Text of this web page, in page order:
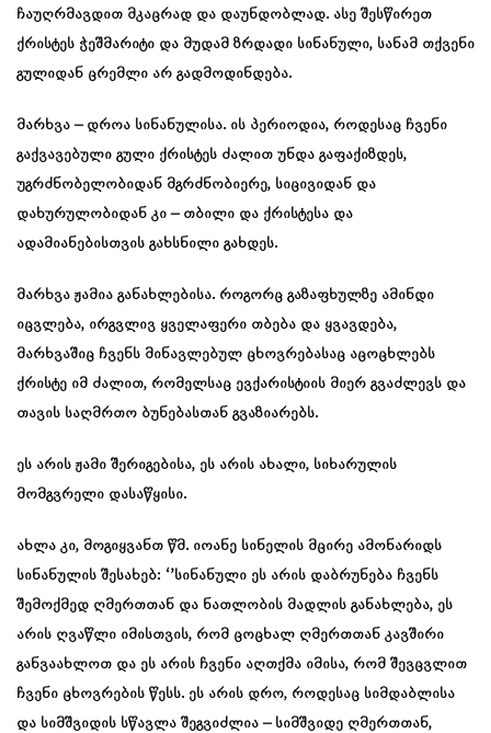
ჩაუღრმავდით მკაცრად და დაუნდობლად. ასე შესწირეთ
ქრისტეს ჭეშმარიტი და მუდამ ზრდადი სინანული, სანამ თქვენი
გულიდან ცრემლი არ გადმოდინდება.
მარხვა – დროა სინანულისა. ის პერიოდია, როდესაც ჩვენი
გაქვავებული გული ქრისტეს ძალით უნდა გაფაქიზდეს,
უგრძნობელობიდან მგრძნობიერე, სიცივიდან და
დახურულობიდან კი – თბილი და ქრისტესა და
ადამიანებისთვის გახსნილი გახდეს.
მარხვა ჟამია განახლებისა. როგორც გაზაფხულზე ამინდი
იცვლება, ირგვლივ ყველაფერი თბება და ყვავდება,
მარხვაშიც ჩვენს მინავლებულ ცხოვრებასაც აცოცხლებს
ქრისტე იმ ძალით, რომელსაც ევქარისტიის მიერ გვაძლევს და
თავის საღმრთო ბუნებასთან გვაზიარებს.
ეს არის ჟამი შერიგებისა, ეს არის ახალი, სიხარულის
მომგვრელი დასაწყისი.
ახლა კი, მოგიყვანთ წმ. იოანე სინელის მცირე ამონარიდს
სინანულის შესახებ: ‘’სინანული ეს არის დაბრუნება ჩვენს
შემოქმედ ღმერთთან და ნათლობის მადლის განახლება, ეს
არის ღვაწლი იმისთვის, რომ ცოცხალ ღმერთთან კავშირი
განვაახლოთ და ეს არის ჩვენი აღთქმა იმისა, რომ შევცვლით
ჩვენი ცხოვრების წესს. ეს არის დრო, როდესაც სიმდაბლისა
და სიმშვიდის სწავლა შეგვიძლია – სიმშვიდე ღმერთთან,